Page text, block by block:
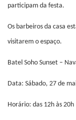
participam da festa.
Os barbeiros da casa
visitarem o espaço.
Batel Soho Sunset –
Data: Sábado, 27 de
Horário: das 12h às 20h